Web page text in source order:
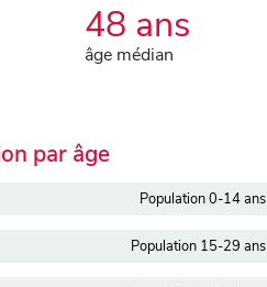
48 ans
âge médian
par âge
Population 0-14 ans
Population 15-29 ans